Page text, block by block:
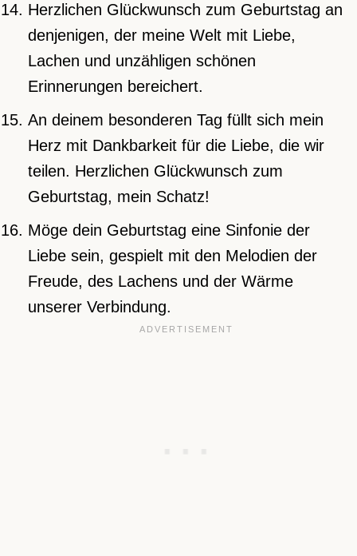
Herzlichen Glückwunsch zum Geburtstag an
denjenigen, der meine Welt mit Liebe,
Lachen und unzähligen schönen
Erinnerungen bereichert.
An deinem besonderen Tag füllt sich mein
Herz mit Dankbarkeit für die Liebe, die wir
teilen. Herzlichen Glückwunsch zum
Geburtstag, mein Schatz!
Möge dein Geburtstag eine Sinfonie der
Liebe sein, gespielt mit den Melodien der
Freude, des Lachens und der Wärme
unserer Verbindung.